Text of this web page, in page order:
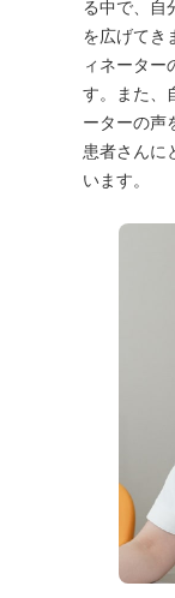
る中で、自
を広げてき
ィネーター
す。また、
ーターの声
患者さんに
います。